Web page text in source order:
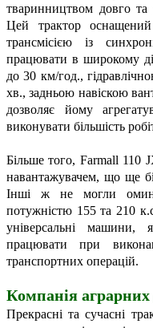
тваринництвом довго
Цей трактор
трансмісією із
працювати в широкому
до 30 км/год.,
хв., задньою навіскою
дозволяє йому
виконувати більшість
Більше того, Farmall 110
навантажувачем, що ще
Інші ж не могли
потужністю 155 та 210
універсальні машини,
працювати при
транспортних операцій.
Компанія
Прекрасні та сучасні